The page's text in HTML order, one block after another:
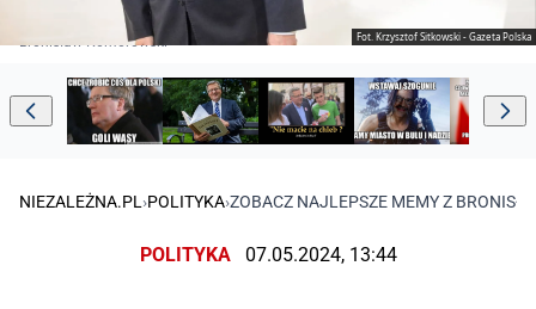
Fot. Krzysztof Sitkowski - Gazeta Polska
Bronisław Komorowski
NIEZALEŻNA.PL ›POLITYKA›ZOBACZ NAJLEPSZE MEMY Z
POLITYKA 07.05.2024, 13:44